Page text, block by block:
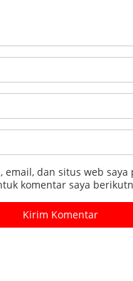
email, dan situs web saya
komentar saya